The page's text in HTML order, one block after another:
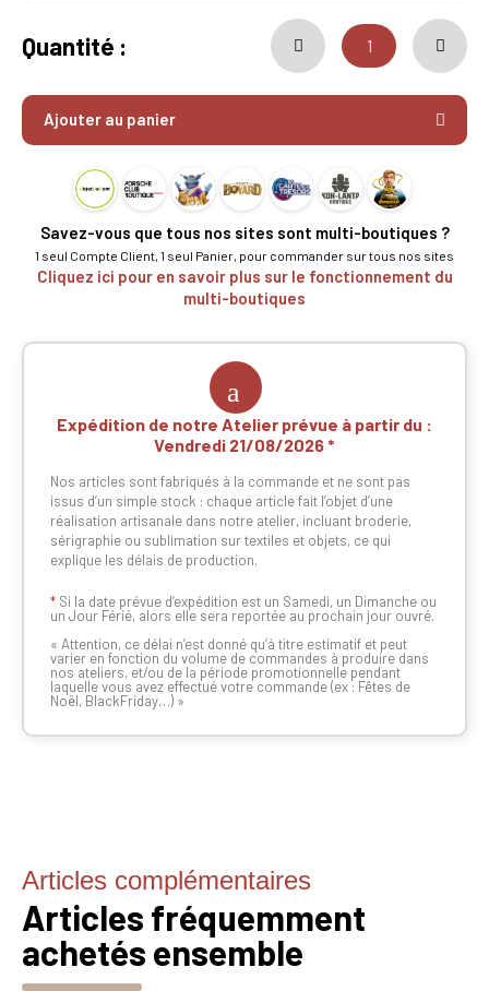
Quantité :
Ajouter au panier
Savez-vous que tous nos sites sont multi-boutiques ?
1 seul Compte Client, 1 seul Panier, pour commander sur tous nos sites
Cliquez ici pour en savoir plus sur le fonctionnement du
multi-boutiques
Expédition de notre Atelier prévue à partir du :
Vendredi 21/08/2026
Nos articles sont fabriqués à la commande et ne sont pas
issus d’un simple stock : chaque article fait l’objet d’une
réalisation artisanale dans notre atelier, incluant broderie,
sérigraphie ou sublimation sur textiles et objets, ce qui
explique les délais de production.
* Si la date prévue d’expédition est un Samedi, un Dimanche ou
un Jour Férié, alors elle sera reportée au prochain jour ouvré.
« Attention, ce délai n’est donné qu’à titre estimatif et peut
varier en fonction du volume de commandes à produire dans
nos ateliers, et/ou de la période promotionnelle pendant
laquelle vous avez effectué votre commande (ex : Fêtes de
Noël, BlackFriday…) »
Articles complémentaires
Articles fréquemment
achetés ensemble